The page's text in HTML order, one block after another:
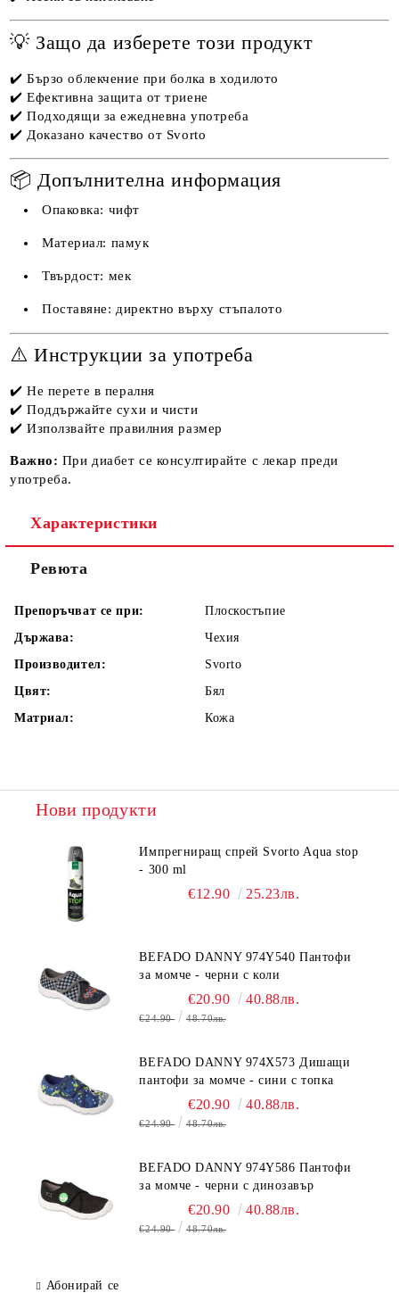
💡 Защо да изберете този продукт
✔️ Бързо облекчение при болка в ходилото
✔️ Ефективна защита от триене
✔️ Подходящи за ежедневна употреба
✔️ Доказано качество от Svorto
📦 Допълнителна информация
Опаковка: чифт
Материал: памук
Твърдост: мек
Поставяне: директно върху стъпалото
⚠️ Инструкции за употреба
✔️ Не перете в пералня
✔️ Поддържайте сухи и чисти
✔️ Използвайте правилния размер
Важно: При диабет се консултирайте с лекар преди
употреба.
Характеристики
Ревюта
Препоръчват се при:
Плоскостъпие
Държава:
Чехия
Производител:
Svorto
Цвят:
Бял
Матриал:
Кожа
Нови продукти
Импрегниращ спрей Svorto Aqua stop
- 300 ml
€12.90 25.23лв.
BEFADO DANNY 974Y540 Пантофи
за момче - черни с коли
€20.90 40.88лв.
€24.90 48.70лв.
BEFADO DANNY 974X573 Дишащи
пантофи за момче - сини с топка
€20.90 40.88лв.
€24.90 48.70лв.
BEFADO DANNY 974Y586 Пантофи
за момче - черни с динозавър
€20.90 40.88лв.
€24.90 48.70лв.
Абонирай се